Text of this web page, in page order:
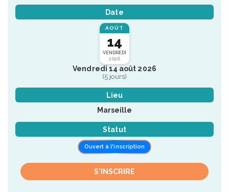
Date
AOÛT
14
VENDREDI
2026
Vendredi 14 août 2026
(5 jours)
Lieu
Marseille
Statut
Ouvert à l'inscription
S'INSCRIRE